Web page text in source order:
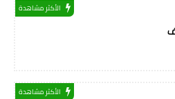
الأكثر مشاهدة
الأكثر مشاهدة